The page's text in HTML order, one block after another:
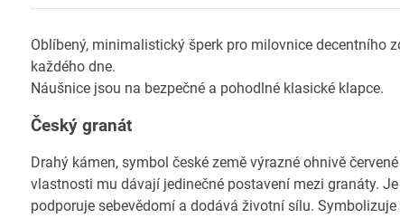
Oblíbený, minimalistický šperk pro milovnice decentního
každého dne.
Náušnice jsou na bezpečné a pohodlné klasické klapce.
Český granát
Drahý kámen, symbol české země výrazné ohnivě
vlastnosti mu dávají jedinečné postavení mezi granáty.
podporuje sebevědomí a dodává životní sílu.